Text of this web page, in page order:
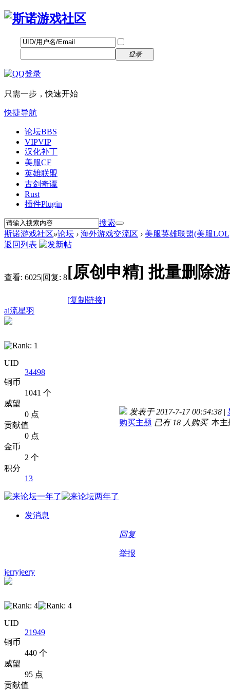
登录
只需一步，快速开始
快捷导航
论坛BBS
VIPVIP
汉化补丁
美服CF
英雄联盟
古剑奇谭
Rust
插件Plugin
搜索
斯诺游戏社区»论坛 › 海外游戏交流区 › 美服英雄联盟(美服
返回列表
查看: 6025|回复: 8[原创申精]批量删除
[复制链接]
ai流星羽
UID
34498
铜币
1041 个
威望
0 点
贡献值
0 点
金币
2 个
积分
13
发消息
发表于 2017-7-17 00:54:38 |
购买主题 已有 18 人购买 本
回复
举报
jerryjeery
UID
21949
铜币
440 个
威望
95 点
贡献值